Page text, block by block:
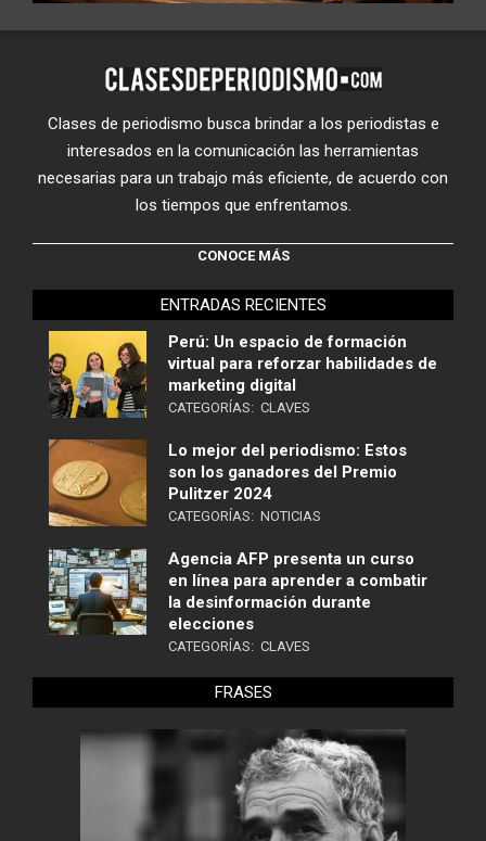
Clases de periodismo busca brindar a los periodistas e
interesados en la comunicación las herramientas
necesarias para un trabajo más eficiente, de acuerdo con
los tiempos que enfrentamos.
CONOCE MÁS
ENTRADAS RECIENTES
Perú: Un espacio de formación
virtual para reforzar habilidades de
marketing digital
CATEGORÍAS: CLAVES
Lo mejor del periodismo: Estos
son los ganadores del Premio
Pulitzer 2024
CATEGORÍAS: NOTICIAS
Agencia AFP presenta un curso
en línea para aprender a combatir
la desinformación durante
elecciones
CATEGORÍAS: CLAVES
FRASES